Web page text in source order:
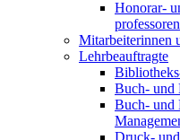
Honorar-
professoren
Mitarbeiterinnen
Lehrbeauftragte
Buch- und
Buch- und
Druck-